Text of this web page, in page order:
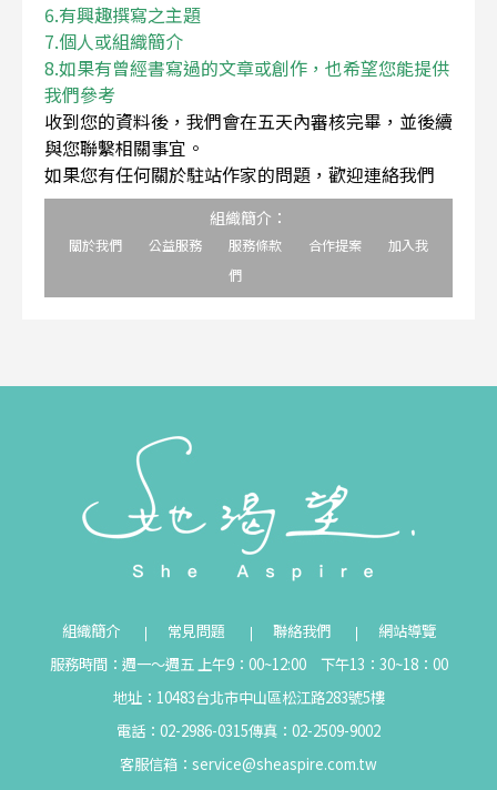
6.有興趣撰寫之主題
7.個人或組織簡介
8.如果有曾經書寫過的文章或創作，也希望您能提供
我們參考
收到您的資料後，我們會在五天內審核完畢，並後續
與您聯繫相關事宜。
如果您有任何關於駐站作家的問題，歡迎連絡我們
組織簡介：
關於我們 公益服務 服務條款 合作提案
加入我
們
組織簡介 常見問題 聯絡我們
網站導覽
服務時間：週一～週五 上午9：00~12:00 下午13：30~18：00
地址：10483台北市中山區松江路283號5樓
電話：02-2986-0315傳真：02-2509-9002
客服信箱： service@sheaspire.com.tw